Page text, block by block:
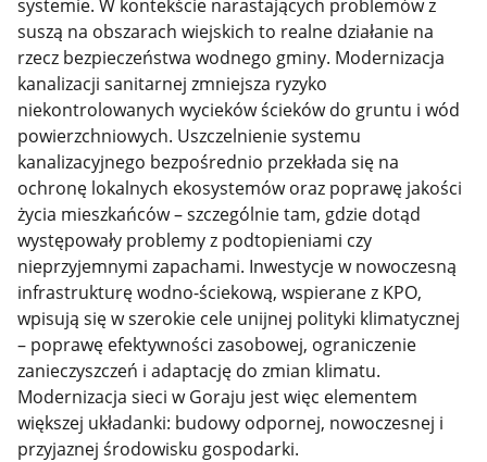
systemie. W kontekście narastających problemów z
suszą na obszarach wiejskich to realne działanie na
rzecz bezpieczeństwa wodnego gminy. Modernizacja
kanalizacji sanitarnej zmniejsza ryzyko
niekontrolowanych wycieków ścieków do gruntu i wód
powierzchniowych. Uszczelnienie systemu
kanalizacyjnego bezpośrednio przekłada się na
ochronę lokalnych ekosystemów oraz poprawę jakości
życia mieszkańców – szczególnie tam, gdzie dotąd
występowały problemy z podtopieniami czy
nieprzyjemnymi zapachami. Inwestycje w nowoczesną
infrastrukturę wodno-ściekową, wspierane z KPO,
wpisują się w szerokie cele unijnej polityki klimatycznej
– poprawę efektywności zasobowej, ograniczenie
zanieczyszczeń i adaptację do zmian klimatu.
Modernizacja sieci w Goraju jest więc elementem
większej układanki: budowy odpornej, nowoczesnej i
przyjaznej środowisku gospodarki.